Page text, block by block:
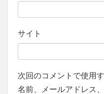
サイト
次回のコメントで使用
名前、メールアドレス